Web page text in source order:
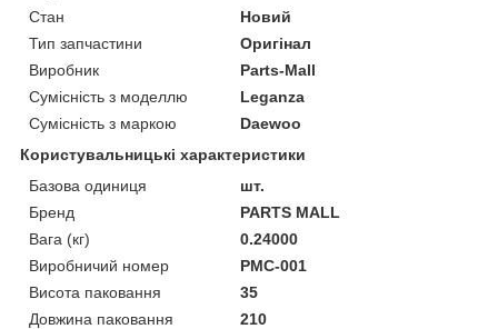
Стан
Новий
Тип запчастини
Оригінал
Виробник
Parts-Mall
Сумісність з моделлю
Leganza
Сумісність з маркою
Daewoo
Користувальницькі характеристики
Базова одиниця
шт.
Бренд
PARTS MALL
Вага (кг)
0.24000
Виробничий номер
PMC-001
Висота паковання
35
Довжина паковання
210